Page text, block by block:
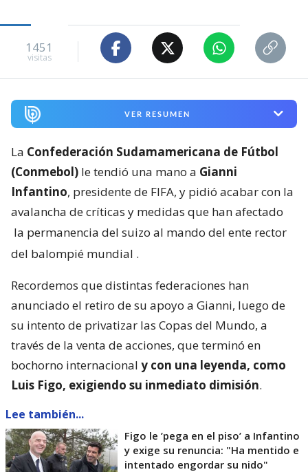
1451
visitas
VER RESUMEN
La Confederación Sudamamericana de Fútbol
(Conmebol) le tendió una mano a Gianni
Infantino, presidente de FIFA, y pidió acabar con la
avalancha de críticas y medidas que han afectado
la permanencia del suizo al mando del ente rector
del balompié mundial .
Recordemos que distintas federaciones han
anunciado el retiro de su apoyo a Gianni, luego de
su intento de privatizar las Copas del Mundo, a
través de la venta de acciones, que terminó en
bochorno internacional y con una leyenda, como
Luis Figo, exigiendo su inmediato dimisión.
Lee también...
Figo le ’pega en el piso’ a Infantino
y exige su renuncia: "Ha mentido e
intentado engordar su nido"